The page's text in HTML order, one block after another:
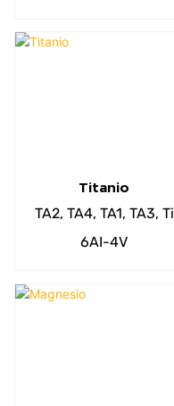
1045, 4130, 4150,
Titanio
TA2, TA4, TA1, TA3, Ti
6AI-4V